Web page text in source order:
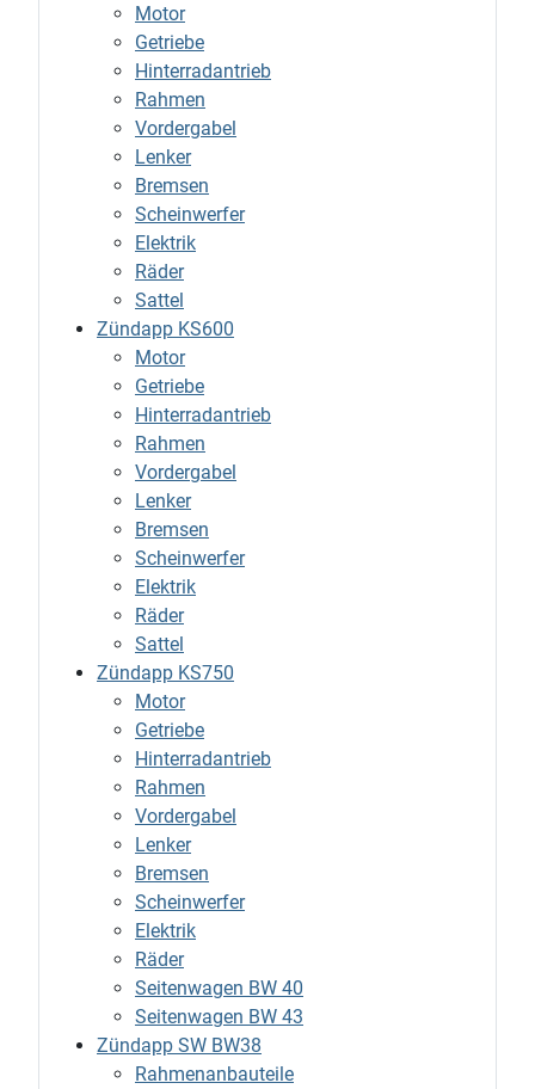
Motor
Getriebe
Hinterradantrieb
Rahmen
Vordergabel
Lenker
Bremsen
Scheinwerfer
Elektrik
Räder
Sattel
Zündapp KS600
Motor
Getriebe
Hinterradantrieb
Rahmen
Vordergabel
Lenker
Bremsen
Scheinwerfer
Elektrik
Räder
Sattel
Zündapp KS750
Motor
Getriebe
Hinterradantrieb
Rahmen
Vordergabel
Lenker
Bremsen
Scheinwerfer
Elektrik
Räder
Seitenwagen BW 40
Seitenwagen BW 43
Zündapp SW BW38
Rahmenanbauteile